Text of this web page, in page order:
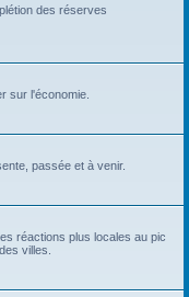
des réserves
sur l'économie.
passée et à venir.
réactions plus locales au pic
villes.